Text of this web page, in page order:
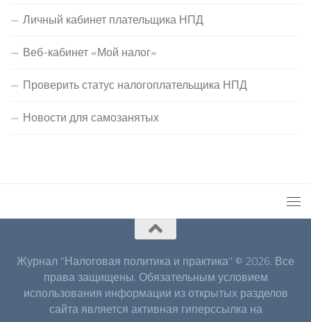
Личный кабинет плательщика НПД
Веб-кабинет «Мой налог»
Проверить статус налогоплательщика НПД
Новости для самозанятых
Журнал "Налоговая политика и практика" © 2026. Все
права защищены. Обязательным условием
использования информации из открытых разделов
сайта является активная гиперссылка на